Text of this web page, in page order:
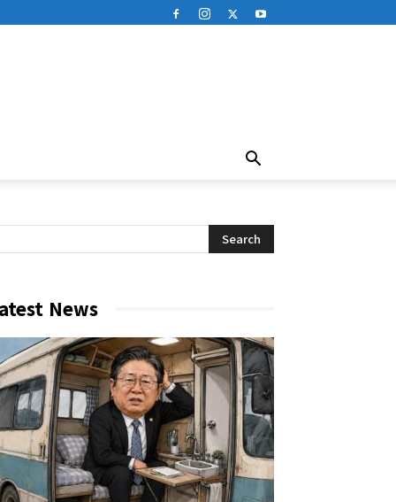
News